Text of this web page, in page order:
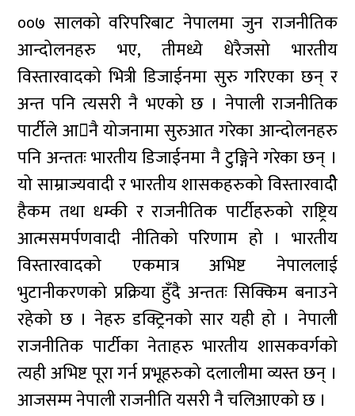
००७ सालको वरिपरिबाट नेपालमा जुन राजनीतिक
आन्दोलनहरु भए, तीमध्ये धेरैजसो भारतीय
विस्तारवादको भित्री डिजाईनमा सुरु गरिएका छन् र
अन्त पनि त्यसरी नै भएको छ । नेपाली राजनीतिक
पार्टीले आनै योजनामा सुरुआत गरेका आन्दोलनहरु
पनि अन्ततः भारतीय डिजाईनमा नै टुङ्गिने गरेका छन् ।
यो साम्राज्यवादी र भारतीय शासकहरुको विस्तारवादीे
हैकम तथा धम्की र राजनीतिक पार्टीहरुको राष्ट्रिय
आत्मसमर्पणवादी नीतिको परिणाम हो । भारतीय
विस्तारवादको एकमात्र अभिष्ट नेपाललाई
भुटानीकरणको प्रक्रिया हुँदै अन्ततः सिक्किम बनाउने
रहेको छ । नेहरु डक्ट्रिनको सार यही हो । नेपाली
राजनीतिक पार्टीका नेताहरु भारतीय शासकवर्गको
त्यही अभिष्ट पूरा गर्न प्रभूहरुको दलालीमा व्यस्त छन् ।
आजसम्म नेपाली राजनीति यसरी नै चलिआएको छ ।